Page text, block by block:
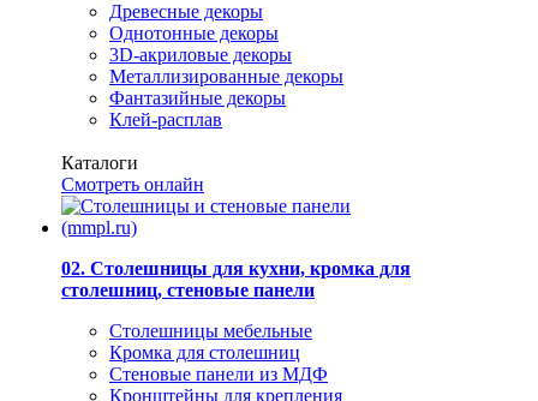
Древесные декоры
Однотонные декоры
3D-акриловые декоры
Металлизированные декоры
Фантазийные декоры
Клей-расплав
Каталоги
Смотреть онлайн
02. Столешницы для кухни, кромка для
столешниц, стеновые панели
Столешницы мебельные
Кромка для столешниц
Стеновые панели из МДФ
Кронштейны для крепления